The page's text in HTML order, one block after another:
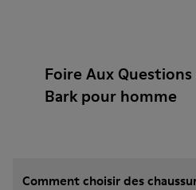
Foire Aux
Bark pour homme
Comment choisir des